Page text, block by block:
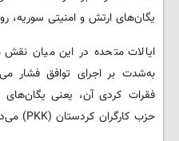
یگان‌های ارتش و امنیتی سوریه،
ایالات متحده در این میان نقش
حزب کارگران کردستان (PKK) می‌داند.